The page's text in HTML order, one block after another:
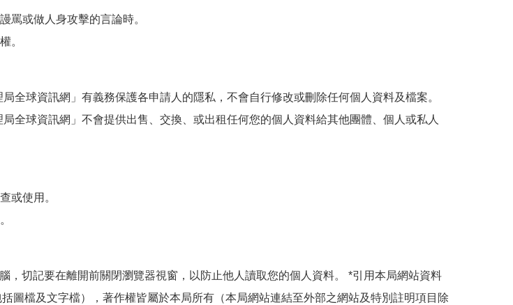
罵或做人身攻擊的言論時。
。
全球資訊網」有義務保護各申請人的隱私，不會自行修改或刪除任何個人資料及檔案。
全球資訊網」不會提供出售、交換、或出租任何您的個人資料給其他團體、個人或私人
或使用。
，切記要在離開前關閉瀏覽器視窗，以防止他人讀取您的個人資料。 *引用本局網站資料
圖檔及文字檔），著作權皆屬於本局所有（本局網站連結至外部之網站及特別註明項目除